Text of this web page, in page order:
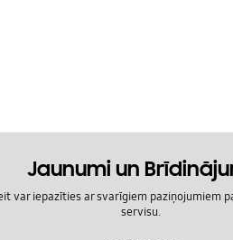
Jaunumi un
var iepazīties ar svarīgiem paziņojumiem
servisu.